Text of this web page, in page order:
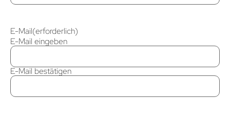
E-Mail(erforderlich)
E-Mail eingeben
E-Mail bestätigen